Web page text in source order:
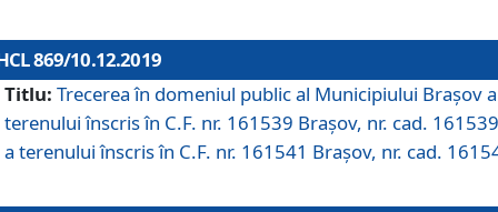
869/10.12.2019
Titlu: Trecerea în domeniul public al Municipiului Braşov a
terenului înscris în C.F. nr. 161539 Brașov, nr. cad.
a terenului înscris în C.F. nr. 161541 Brașov, nr. cad.